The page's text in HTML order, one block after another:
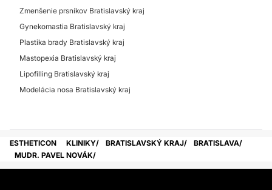
Zmenšenie prsníkov Bratislavský kraj
Gynekomastia Bratislavský kraj
Plastika brady Bratislavský kraj
Mastopexia Bratislavský kraj
Lipofilling Bratislavský kraj
Modelácia nosa Bratislavský kraj
ESTHETICON KLINIKY BRATISLAVSKÝ KRAJ
BRATISLAVA
MUDR. PAVEL NOVÁK